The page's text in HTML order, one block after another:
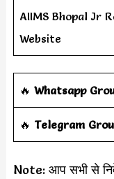
AIIMS Bhopal Jr
Website
‎️‍🔥 Whatsapp
‎️‍🔥 Telegram
Note: आप सभी से